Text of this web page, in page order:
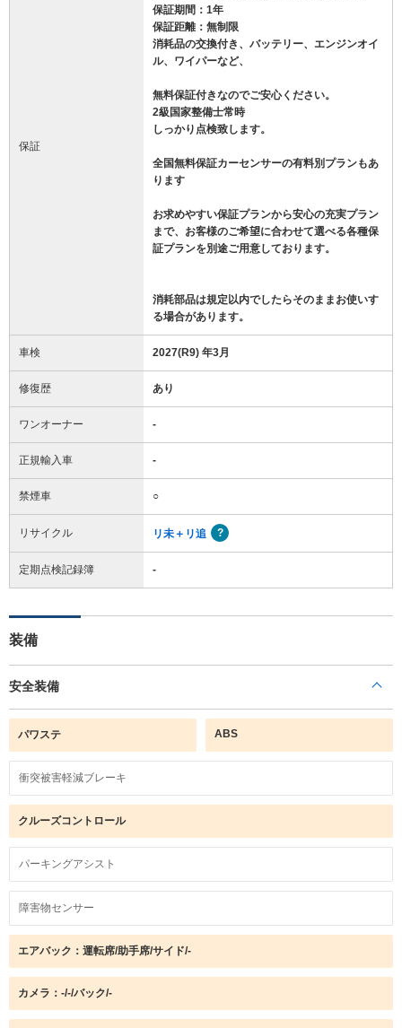
保証
保証期間：1年
保証距離：無制限
消耗品の交換付き、バッテリー、エンジンオイ
ル、ワイパーなど、
無料保証付きなのでご安心ください。
2級国家整備士常時
しっかり点検致します。
全国無料保証カーセンサーの有料別プランもあ
ります
お求めやすい保証プランから安心の充実プラン
まで、お客様のご希望に合わせて選べる各種保
証プランを別途ご用意しております。
消耗部品は規定以内でしたらそのままお使いす
る場合があります。
車検 2027(R9) 年3月
修復歴 あり
ワンオーナー -
正規輸入車 -
禁煙車 ○
リサイクル リ未＋リ追
定期点検記録簿 -
装備
安全装備
パワステ ABS
衝突被害軽減ブレーキ
クルーズコントロール
パーキングアシスト
障害物センサー
エアバック：運転席/助手席/サイド/-
カメラ：-/-/バック/-